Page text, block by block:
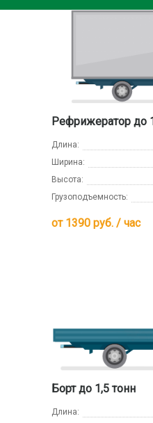
Рефрижератор до
Длина:
Ширина:
Высота:
Грузоподъемность:
от 1390 руб. / час
Борт до 1,5 тонн
Длина: